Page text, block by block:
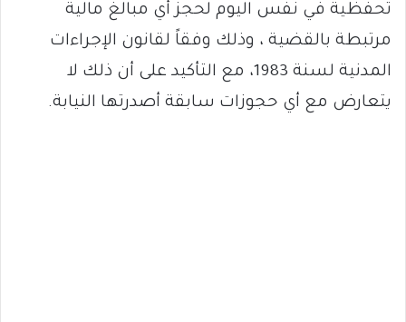
تحفظية في نفس اليوم لحجز أي مبالغ مالية
مرتبطة بالقضية ، وذلك وفقاً لقانون الإجراءات
المدنية لسنة 1983، مع التأكيد على أن ذلك لا
يتعارض مع أي حجوزات سابقة أصدرتها النيابة.